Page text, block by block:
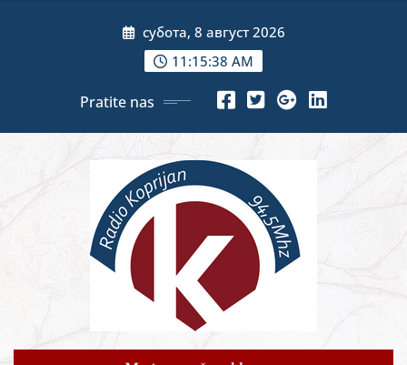
субота, 8 август 2026
11:15:40 AM
Pratite nas